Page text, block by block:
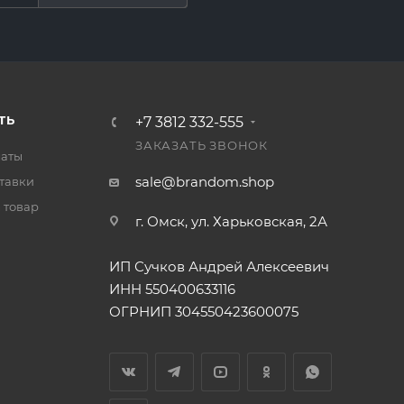
товар
+7 3812 332-555
ЗАКАЗАТЬ ЗВОНОК
sale@brandom.shop
г. Омск, ул. Харьковская, 2А
ИП Сучков Андрей Алексеевич
ИНН 550400633116
ОГРНИП 304550423600075